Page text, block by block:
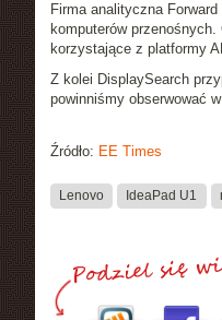
Firma analityczna
komputerów
korzystające z platformy
Z kolei DisplaySearch
powinniśmy obserwować
Źródło: EE Times
Lenovo IdeaPad U1